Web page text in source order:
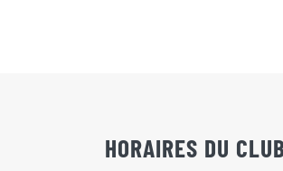
HORAIRES DU